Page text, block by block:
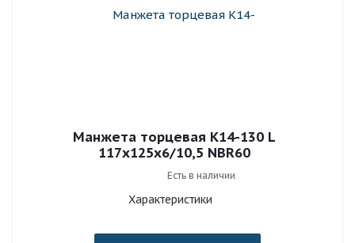
Манжета торцевая К14-130 L
117x125x6/10,5 NBR60
Есть в наличии
Характеристики